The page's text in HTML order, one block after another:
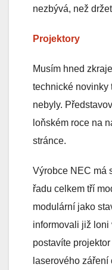
nezbývá, než
Projektory
Musím hned
technické novinky
nebyly.
loňském roce na
stránce.
Výrobce NEC má
řadu celkem tří
modulární jako
informovali již loni
postavíte
laserového